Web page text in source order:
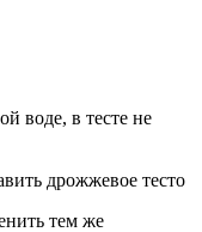
воде, в тесте не
дрожжевое тесто
тем же